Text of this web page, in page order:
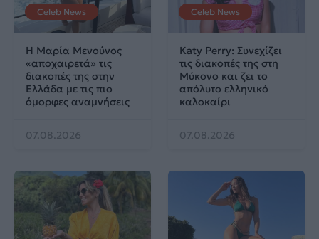
Celeb News
Η Μαρία Μενούνος
«αποχαιρετά» τις
διακοπές της στην
Ελλάδα με τις πιο
όμορφες αναμνήσεις
07.08.2026
Celeb News
Katy Perry: Συνεχίζει
τις διακοπές της στη
Μύκονο και ζει το
απόλυτο ελληνικό
καλοκαίρι
07.08.2026